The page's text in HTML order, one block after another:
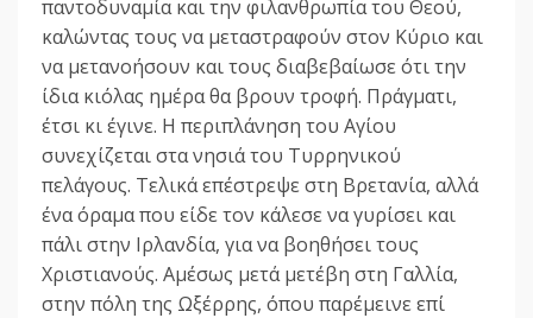
παντοδυναμία και την φιλανθρωπία του Θεού,
καλώντας τους να μεταστραφούν στον Κύριο και
να μετανοήσουν και τους διαβεβαίωσε ότι την
ίδια κιόλας ημέρα θα βρουν τροφή. Πράγματι,
έτσι κι έγινε. Η περιπλάνηση του Αγίου
συνεχίζεται στα νησιά του Τυρρηνικού
πελάγους. Τελικά επέστρεψε στη Βρετανία, αλλά
ένα όραμα που είδε τον κάλεσε να γυρίσει και
πάλι στην Ιρλανδία, για να βοηθήσει τους
Χριστιανούς. Αμέσως μετά μετέβη στη Γαλλία,
στην πόλη της Ωξέρρης, όπου παρέμεινε επί